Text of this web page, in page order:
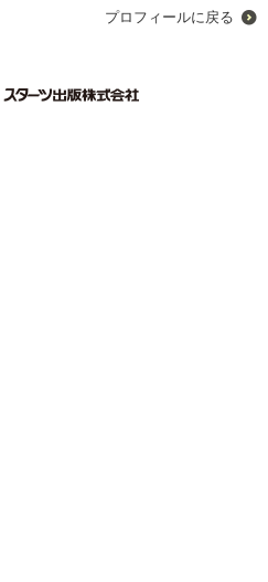
プロフィールに戻る